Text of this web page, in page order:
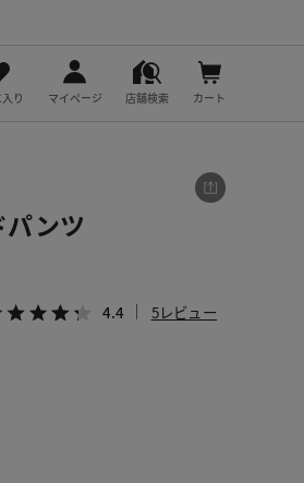
り マイページ 店舗検索 カート
ンツ
4.4 5レビュー